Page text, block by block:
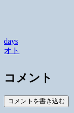
days
オト
コメント
コメントを書き込む